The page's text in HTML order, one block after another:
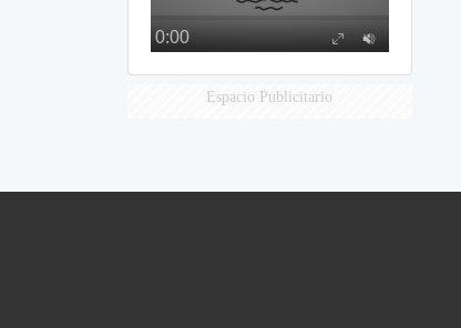
Espacio Publicitario